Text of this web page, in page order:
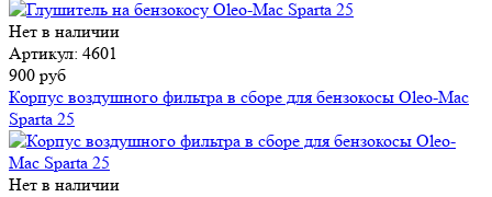
Нет в наличии
Артикул: 4601
900 руб
Корпус воздушного фильтра в сборе для бензокосы Oleo-Mac
Sparta 25
Нет в наличии